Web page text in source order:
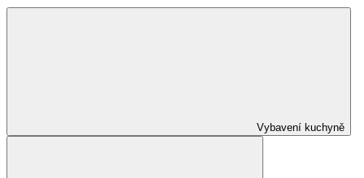
Vybavení kuchyně